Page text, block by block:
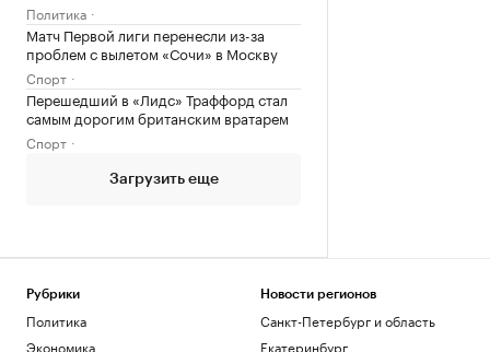
Политика
Матч Первой лиги перенесли из-за
проблем с вылетом «Сочи» в Москву
Спорт
Перешедший в «Лидс» Траффорд стал
самым дорогим британским вратарем
Спорт
Загрузить еще
Рубрики
Политика
Экономика
Новости регионов
Санкт-Петербург и область
Екатеринбург